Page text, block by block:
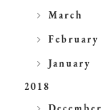
►
March
►
February
►
January
2018
►